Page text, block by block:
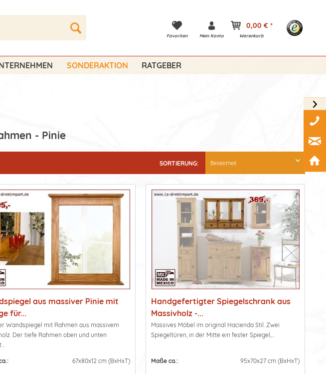
Favoriten Mein Konto
0,00 € *
Warenkorb
SONDERAKTION RATGEBER
- Pinie
SORTIERUNG:
aus massiver Pinie mit
für...
Wandspiegel mit Rahmen aus massivem
Der tiefe Rahmen oben und unten
67x80x12 cm (BxHxT)
Handgefertigter Spiegelschrank aus
Massivholz -...
Massives Möbel im original Hacienda Stil. Zwei
Spiegeltüren, in der Mitte ein fester Spiegel,...
Maße ca.: 95x70x27 cm (BxHxT)